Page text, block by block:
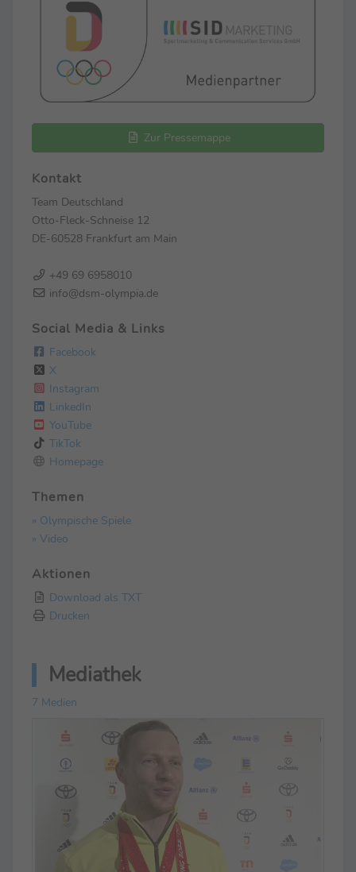
Zur Pressemappe
Kontakt
Team Deutschland
Otto-Fleck-Schneise 12
DE-60528 Frankfurt am Main
+49 69 6958010
info@dsm-olympia.de
Social Media & Links
Facebook
X
Instagram
LinkedIn
YouTube
TikTok
Homepage
Themen
» Olympische Spiele
» Video
Aktionen
Download als TXT
Drucken
Mediathek
7 Medien